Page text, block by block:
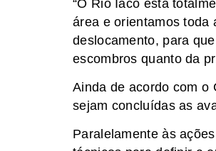
“O Rio Iaco está
área e orientamos toda
deslocamento, para
escombros quanto da
Ainda de acordo com o
sejam concluídas as
Paralelamente às